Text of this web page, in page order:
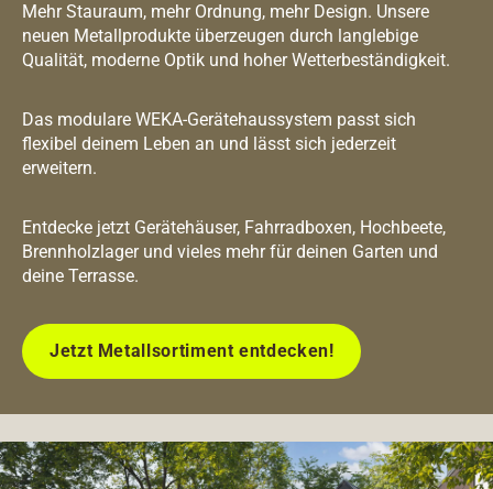
Mehr Stauraum, mehr Ordnung, mehr Design. Unsere
neuen Metallprodukte überzeugen durch langlebige
Qualität, moderne Optik und hoher Wetterbeständigkeit.
Das modulare WEKA-Gerätehaussystem passt sich
flexibel deinem Leben an und lässt sich jederzeit
erweitern.
Entdecke jetzt Gerätehäuser, Fahrradboxen, Hochbeete,
Brennholzlager und vieles mehr für deinen Garten und
deine Terrasse.
Jetzt Metallsortiment entdecken!